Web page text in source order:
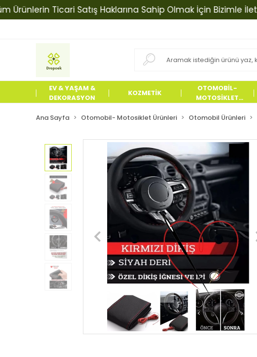
Ticari Satış Haklarına Sahip Olmak İçin Bizimle
EV & YAŞAM &
DEKORASYON
KOZMETİK
OTOMOBİL-
MOTOSİKLET
Ana Sayfa Otomobil- Motosiklet Ürünleri Otomobil Ürünleri